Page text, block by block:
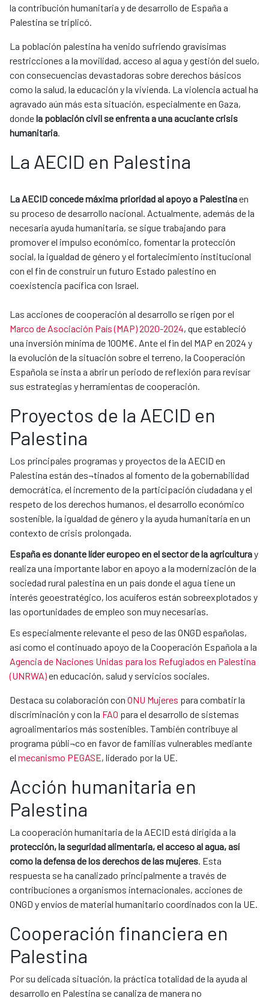
la contribución humanitaria y de desarrollo de España a
Palestina se triplicó.
La población palestina ha venido sufriendo gravísimas
restricciones a la movilidad, acceso al agua y gestión del suelo,
con consecuencias devastadoras sobre derechos básicos
como la salud, la educación y la vivienda. La violencia actual ha
agravado aún más esta situación, especialmente en Gaza,
dondela población civil se enfrenta a una acuciante crisis
humanitaria.
La AECID en Palestina
La AECID concede máxima prioridad al apoyo a Palestinaen
su proceso de desarrollo nacional. Actualmente, además de la
necesaria ayuda humanitaria, se sigue trabajando para
promover el impulso económico, fomentar la protección
social, la igualdad de género y el fortalecimiento institucional
con el fin de construir un futuro Estado palestino en
coexistencia pacífica con Israel.
Las acciones de cooperación al desarrollo se rigen por el
Marco de Asociación País (MAP) 2020-2024, que estableció
una inversión mínima de 100M€. Ante el fin del MAP en 2024 y
la evolución de la situación sobre el terreno, la Cooperación
Española se insta a abrir un periodo de reflexión para revisar
sus estrategias y herramientas de cooperación.
Proyectos de la AECID en
Palestina
Los principales programas y proyectos de la AECID en
Palestina están des¬tinados al fomento de la gobernabilidad
democrática, el incremento de la participación ciudadana y el
respeto de los derechos humanos, el desarrollo económico
sostenible, la igualdad de género y la ayuda humanitaria en un
contexto de crisis prolongada.
España es donante líder europeo en el sector de la agriculturay
realiza una importante labor en apoyo a la modernización de la
sociedad rural palestina en un país donde el agua tiene un
interés geoestratégico, los acuíferos están sobreexplotados y
las oportunidades de empleo son muy necesarias.
Es especialmente relevante el peso de las ONGD españolas,
así como el continuado apoyo de la Cooperación Española a la
Agencia de Naciones Unidas para los Refugiados en Palestina
(UNRWA)en educación, salud y servicios sociales.
Destaca su colaboración con ONU Mujeres para combatir la
discriminación y con la FAO para el desarrollo de sistemas
agroalimentarios más sostenibles. También contribuye al
programa públi¬co en favor de familias vulnerables mediante
el mecanismo PEGASE, liderado por la UE.
Acción humanitaria en
Palestina
La cooperación humanitaria de la AECID está dirigida a la
protección, la seguridad alimentaria, el acceso al agua, así
como la defensa de los derechos de las mujeres. Esta
respuesta se ha canalizado principalmente a través de
contribuciones a organismos internacionales, acciones de
ONGD y envíos de material humanitario coordinados con la UE.
Cooperación financiera en
Palestina
Por su delicada situación, la práctica totalidad de la ayuda al
desarrollo en Palestina se canaliza de manera no